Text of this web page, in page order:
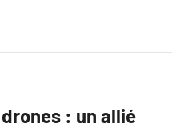
: un allié